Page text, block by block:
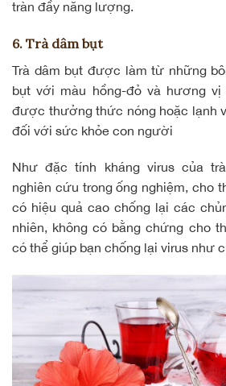
tràn đầy năng lượng.
6. Trà dâm bụt
Trà dâm bụt được làm từ những
bụt với màu hồng-đỏ và hương
được thưởng thức nóng hoặc lạnh
đối với sức khỏe con người
Như đặc tính kháng virus của
nghiên cứu trong ống nghiệm, cho
có hiệu quả cao chống lại các
nhiên, không có bằng chứng cho
có thể giúp bạn chống lại virus như